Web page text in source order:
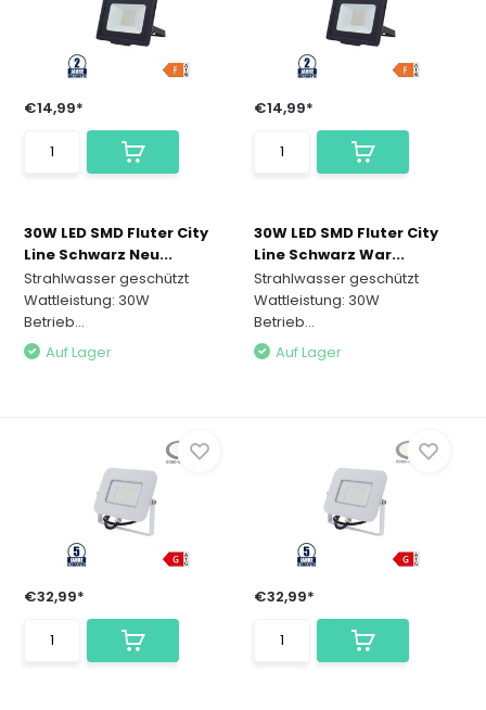
€14,99*
30W LED SMD Fluter City
Line Schwarz Neu...
Strahlwasser geschützt
Wattleistung: 30W
Betrieb...
Auf Lager
€14,99*
30W LED SMD Fluter City
Line Schwarz War...
Strahlwasser geschützt
Wattleistung: 30W
Betrieb...
Auf Lager
€32,99* €32,99*